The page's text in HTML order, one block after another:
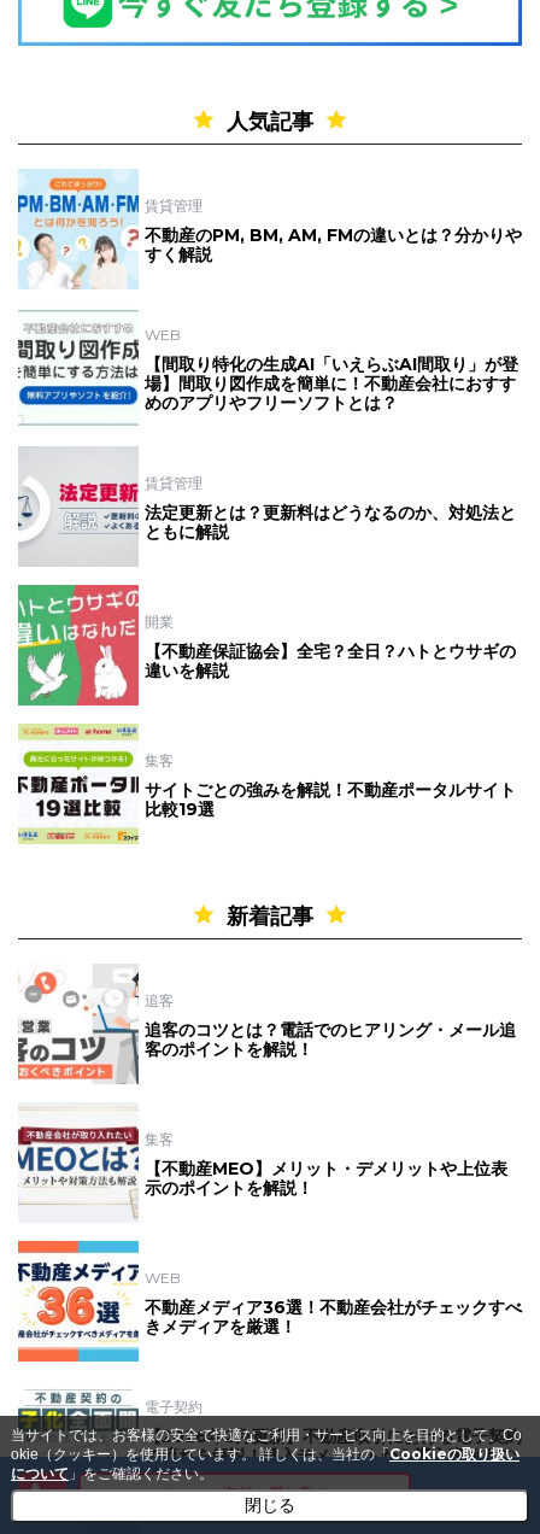
人気記事
賃貸管理
不動産のPM, BM, AM, FMの違いとは？分かりや
すく解説
WEB
【間取り特化の生成AI「いえらぶAI間取り」が登
場】間取り図作成を簡単に！不動産会社におすす
めのアプリやフリーソフトとは？
賃貸管理
法定更新とは？更新料はどうなるのか、対処法と
ともに解説
開業
【不動産保証協会】全宅？全日？ハトとウサギの
違いを解説
集客
サイトごとの強みを解説！不動産ポータルサイト
比較19選
新着記事
追客
追客のコツとは？電話でのヒアリング・メール追
客のポイントを解説！
集客
【不動産MEO】メリット・デメリットや上位表
示のポイントを解説！
WEB
不動産メディア36選！不動産会社がチェックすべ
きメディアを厳選！
電子契約
【2026年2月更新】不動産取引における電子契約
の流れを解説！導入デメリットから導入事例もご
紹介！
メールで資料を受け取る
当サイトでは、お客様の安全で快適なご利用・サービス向上を目的として、Co
okie（クッキー）を使用しています。詳しくは、当社の「Cookieの取り扱い
について 」をご確認ください。
閉じる